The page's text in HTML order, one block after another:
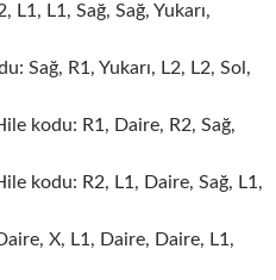
L1, Sağ, Sağ, Yukarı,
Sağ, R1, Yukarı, L2, L2, Sol,
kodu: R1, Daire, R2, Sağ,
kodu: R2, L1, Daire, Sağ, L1,
X, L1, Daire, Daire, L1,